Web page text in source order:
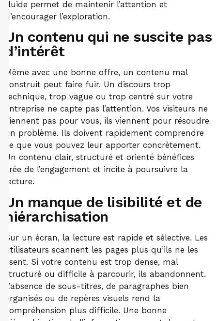
fluide permet de maintenir l’attention et
d’encourager l’exploration.
Un contenu qui ne suscite pas
d’intérêt
Même avec une bonne offre, un contenu mal
construit peut faire fuir. Un discours trop
technique, trop vague ou trop centré sur votre
entreprise ne capte pas l’attention. Vos visiteurs ne
viennent pas pour vous, ils viennent pour résoudre
un problème. Ils doivent rapidement comprendre
ce que vous pouvez leur apporter concrètement.
Un contenu clair, structuré et orienté bénéfices
crée de l’engagement et incite à poursuivre la
lecture.
Un manque de lisibilité et de
hiérarchisation
Sur un écran, la lecture est rapide et sélective. Les
utilisateurs scannent les pages plus qu’ils ne les
lisent. Si votre contenu est trop dense, mal
structuré ou difficile à parcourir, ils abandonnent.
L’absence de sous-titres, de paragraphes bien
organisés ou de repères visuels rend la
compréhension plus difficile. Une bonne